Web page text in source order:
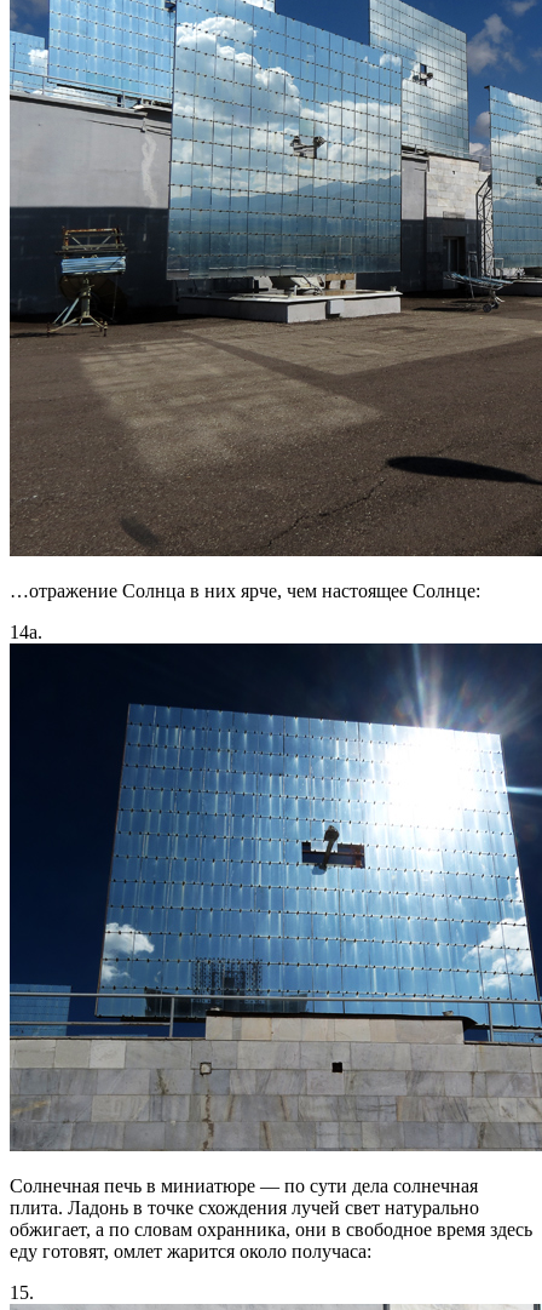
…отражение Солнца в них ярче, чем настоящее Солнце:
14а.
Солнечная печь в миниатюре — по сути дела солнечная
плита. Ладонь в точке схождения лучей свет натурально
обжигает, а по словам охранника, они в свободное время здесь
еду готовят, омлет жарится около получаса:
15.